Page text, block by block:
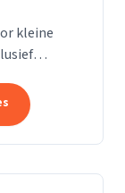
kleine